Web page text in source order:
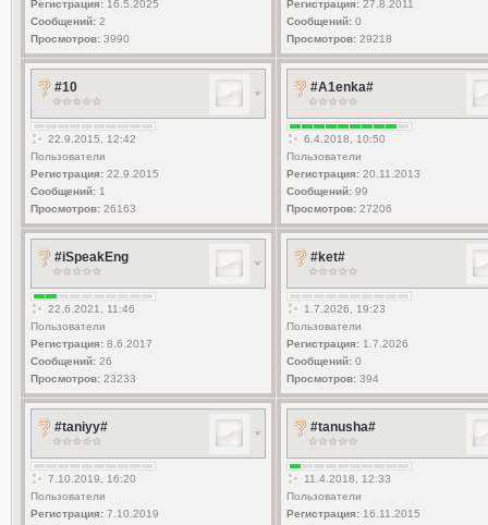
Регистрация:16.5.2025
Сообщений:2
Просмотров:3990
Регистрация:27.8.2011
Сообщений:0
Просмотров:29218
#10
22.9.2015, 12:42
Пользователи
Регистрация:22.9.2015
Сообщений:1
Просмотров:26163
#A1enka#
6.4.2018, 10:50
Пользователи
Регистрация:20.11.2013
Сообщений:99
Просмотров:27206
#iSpeakEng
22.6.2021, 11:46
Пользователи
Регистрация:8.6.2017
Сообщений:26
Просмотров:23233
#ket#
1.7.2026, 19:23
Пользователи
Регистрация:1.7.2026
Сообщений:0
Просмотров:394
#taniyy#
7.10.2019, 16:20
Пользователи
Регистрация:7.10.2019
#tanusha#
11.4.2018, 12:33
Пользователи
Регистрация:16.11.2015